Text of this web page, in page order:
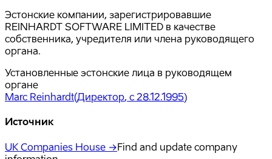
Эстонские компании, зарегистрировавшие
REINHARDT SOFTWARE LIMITED в качестве
собственника, учредителя или члена руководящего
органа.
Установленные эстонские лица в руководящем
органе
Marc Reinhardt(Директор, с 28.12.1995)
Источник
UK Companies House →Find and update company